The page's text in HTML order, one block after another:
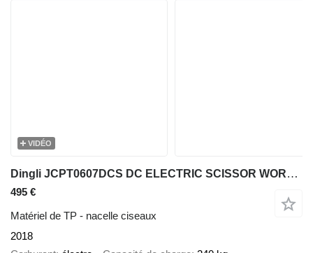
VIDÉO
Dingli JCPT0607DCS DC ELECTRIC SCISSOR WORK LIFT 2018 560CM UK18010922
495 €
Matériel de TP - nacelle ciseaux
2018